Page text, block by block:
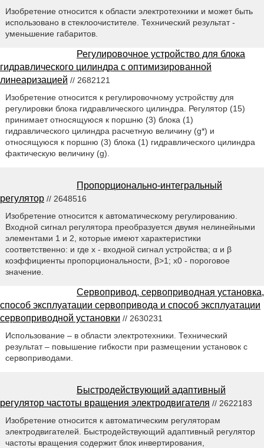
Изобретение относится к области электротехники и может быть
использовано в стеклоочистителе. Технический результат -
уменьшение габаритов.
Регулировочное устройство для блока
гидравлического цилиндра с оптимизированной
линеаризацией // 2682121
Изобретение относится к регулировочному устройству для
регулировки блока гидравлического цилиндра. Регулятор (15)
принимает относящуюся к поршню (3) блока (1)
гидравлического цилиндра расчетную величину (g*) и
относящуюся к поршню (3) блока (1) гидравлического цилиндра
фактическую величину (g).
Пропорционально-интегральный
регулятор // 2648516
Изобретение относится к автоматическому регулированию.
Входной сигнал регулятора преобразуется двумя нелинейными
элементами 1 и 2, которые имеют характеристики
соответственно: и где x - входной сигнал устройства; α и β
коэффициенты пропорциональности, β>1; х0 - пороговое
значение.
Сервопривод, сервоприводная установка,
способ эксплуатации сервопривода и способ эксплуатации
сервоприводной установки // 2630231
Использование – в области электротехники. Технический
результат – повышение гибкости при размещении установок с
сервоприводами.
Быстродействующий адаптивный
регулятор частоты вращения электродвигателя // 2622183
Изобретение относится к автоматическим регуляторам
электродвигателей. Быстродействующий адаптивный регулятор
частоты вращения содержит блок инвертирования,